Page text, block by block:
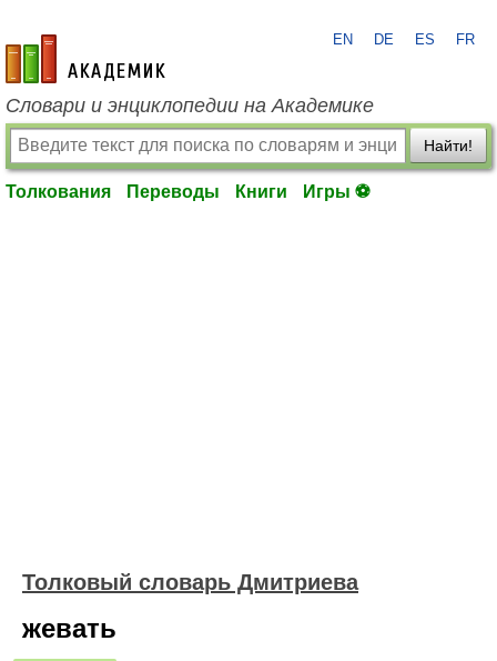
academic.ru
EN DE ES FR
Словари и энциклопедии на Академике
Найти!
Толкования Переводы Книги Игры ⚽
Толковый словарь Дмитриева
жевать